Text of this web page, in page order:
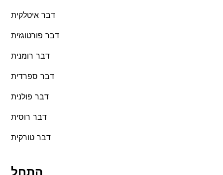
דבר איטלקית
דבר פורטוגזית
דבר רומנית
דבר ספרדית
דבר פולנית
דבר רוסית
דבר טורקית
התחל